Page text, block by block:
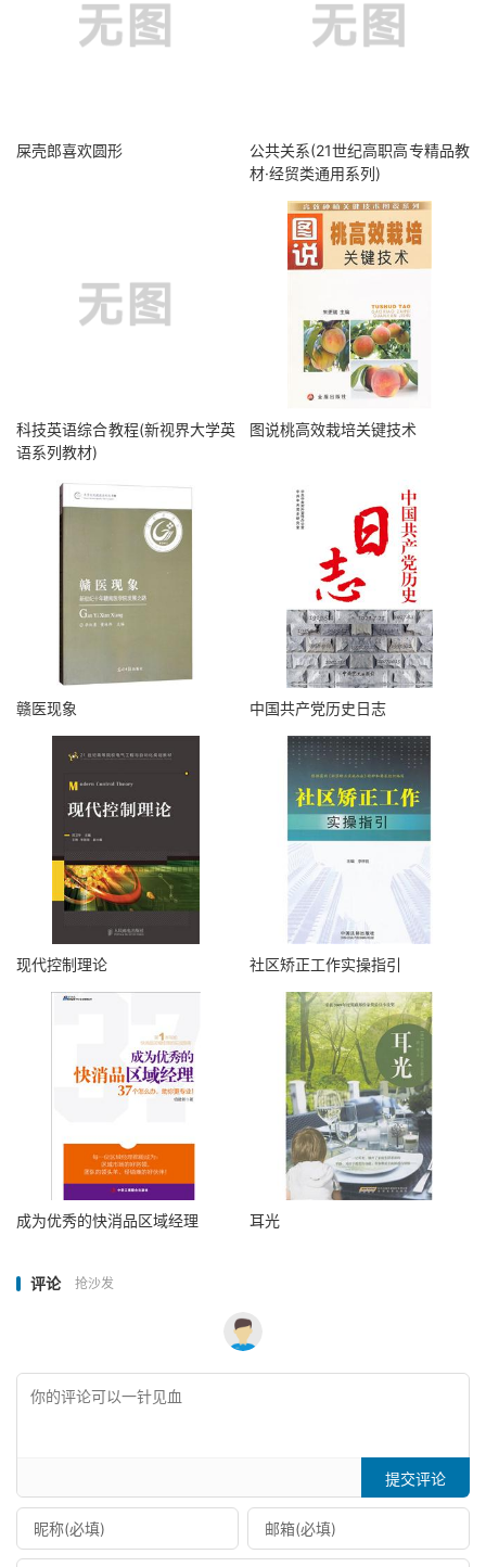
屎壳郎喜欢圆形
公共关系(21世纪高职高专精品教
材·经贸类通用系列)
科技英语综合教程(新视界大学英
语系列教材)
图说桃高效栽培关键技术
赣医现象 中国共产党历史日志
现代控制理论 社区矫正工作实操指引
成为优秀的快消品区域经理 耳光
评论 抢沙发
提交评论